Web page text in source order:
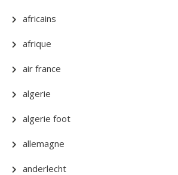
africains
afrique
air france
algerie
algerie foot
allemagne
anderlecht